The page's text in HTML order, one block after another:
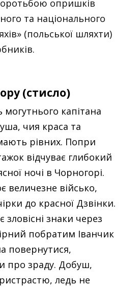
опришків
та національного
(польської шляхти)
(стисло)
капітана
чия краса та
рівних. Попри
відчуває глибокий
ночі в Чорногорі.
величезне військо,
до красної Дзвінки.
знаки через
побратим Іванчик
повернутися,
про зраду. Добуш,
ледь не